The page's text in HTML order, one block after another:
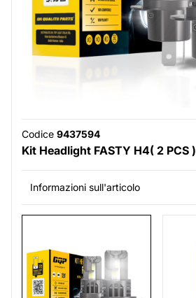
Codice 9437594
Kit Headlight FASTY H4( 2 PCS )
Informazioni sull'articolo